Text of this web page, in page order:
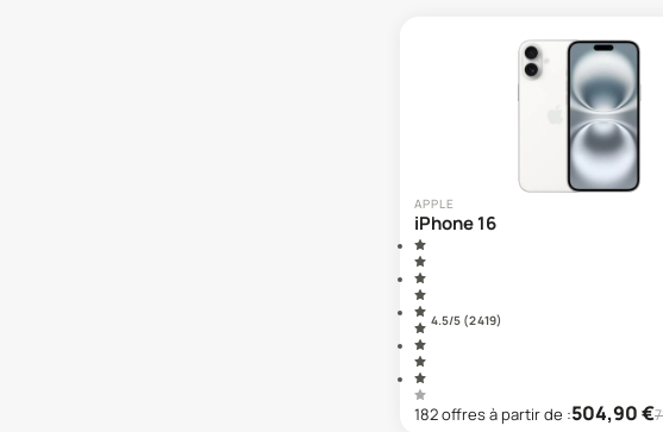
APPLE
iPhone 16
4.5/5 (2 419)
182offresà partir de :504,90€